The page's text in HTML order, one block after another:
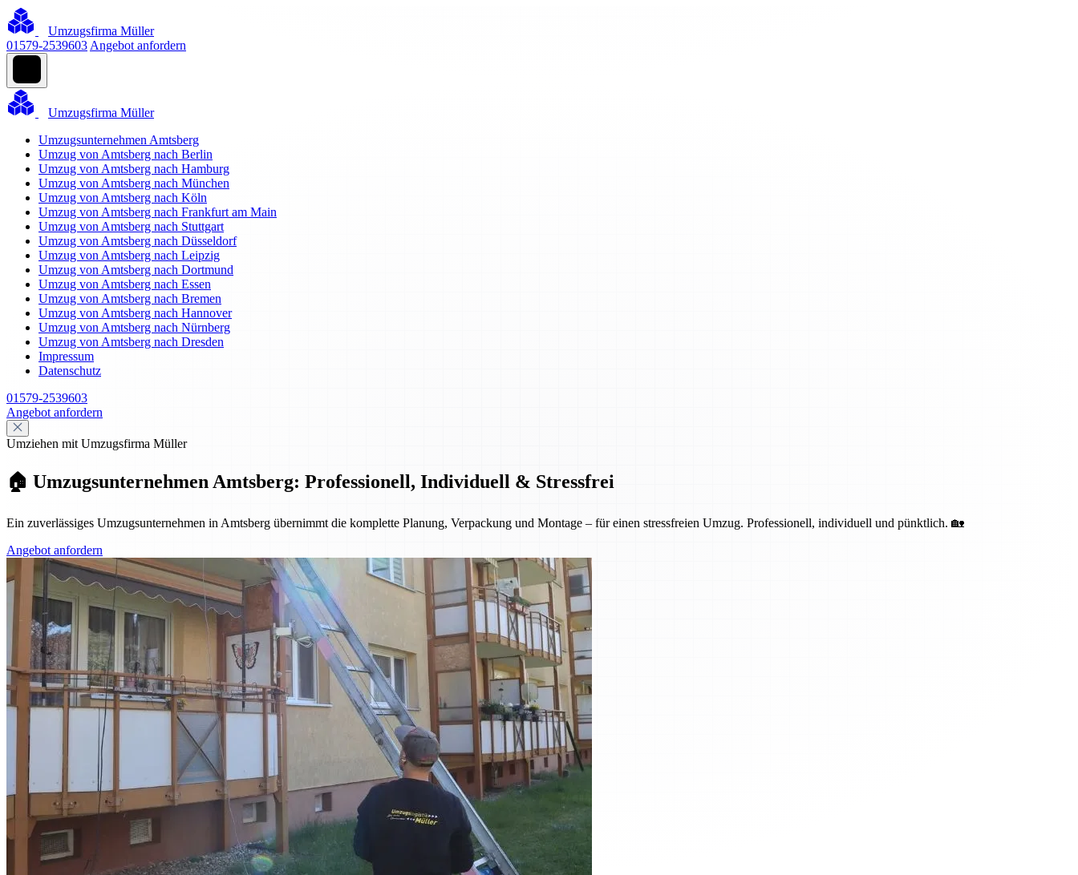
Umzugsfirma Müller
01579-2539603 Angebot anfordern
Umzugsfirma Müller
Umzugsunternehmen Amtsberg
Umzug von Amtsberg nach Berlin
Umzug von Amtsberg nach Hamburg
Umzug von Amtsberg nach München
Umzug von Amtsberg nach Köln
Umzug von Amtsberg nach Frankfurt am Main
Umzug von Amtsberg nach Stuttgart
Umzug von Amtsberg nach Düsseldorf
Umzug von Amtsberg nach Leipzig
Umzug von Amtsberg nach Dortmund
Umzug von Amtsberg nach Essen
Umzug von Amtsberg nach Bremen
Umzug von Amtsberg nach Hannover
Umzug von Amtsberg nach Nürnberg
Umzug von Amtsberg nach Dresden
Impressum
Datenschutz
01579-2539603
Angebot anfordern
Umziehen mit Umzugsfirma Müller
🏠 Umzugsunternehmen Amtsberg: Professionell, Individuell & Stressfrei
Ein zuverlässiges Umzugsunternehmen in Amtsberg übernimmt die komplette Planung, Verpackung und Montage – für einen stressfreien Umzug. Professionell, individuell und pünktlich. 🏡
Angebot anfordern